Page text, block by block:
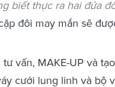
biết thực ra hai đứa
đôi may mắn sẽ
vấn, MAKE-UP và
cưới lung linh và bộ